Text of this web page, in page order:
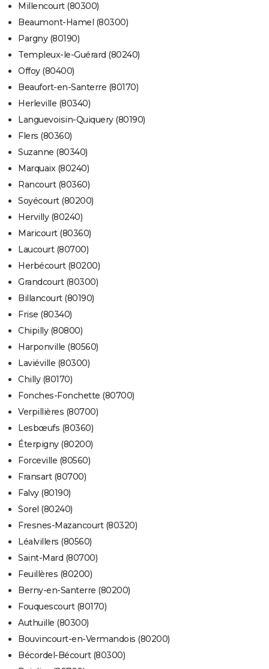
Millencourt (80300)
Beaumont-Hamel (80300)
Pargny (80190)
Templeux-le-Guérard (80240)
Offoy (80400)
Beaufort-en-Santerre (80170)
Herleville (80340)
Languevoisin-Quiquery (80190)
Flers (80360)
Suzanne (80340)
Marquaix (80240)
Rancourt (80360)
Soyécourt (80200)
Hervilly (80240)
Maricourt (80360)
Laucourt (80700)
Herbécourt (80200)
Grandcourt (80300)
Billancourt (80190)
Frise (80340)
Chipilly (80800)
Harponville (80560)
Laviéville (80300)
Chilly (80170)
Fonches-Fonchette (80700)
Verpillières (80700)
Lesbœufs (80360)
Éterpigny (80200)
Forceville (80560)
Fransart (80700)
Falvy (80190)
Sorel (80240)
Fresnes-Mazancourt (80320)
Léalvillers (80560)
Saint-Mard (80700)
Feuillères (80200)
Berny-en-Santerre (80200)
Fouquescourt (80170)
Authuille (80300)
Bouvincourt-en-Vermandois (80200)
Bécordel-Bécourt (80300)